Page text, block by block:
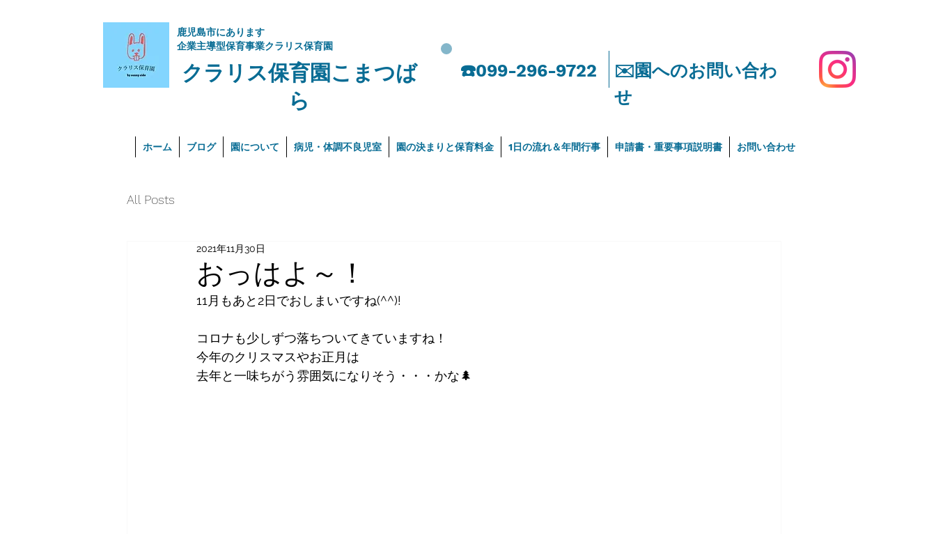
​鹿児島市にあります
企業主導型保育事業クラリス保育園
クラリス保育園こまつば
ら
​☎️099-296-9722
​✉️園へのお問い合わ
せ
ホーム ブログ 園について 病児・体調不良児室 園の決まりと保育料金 1日の流れ＆年間行事 申請書・重要事項説明書 お問い合わせ
All Posts
おっはよ～！
2021年11月30日
11月もあと2日でおしまいですね(^^)!
コロナも少しずつ落ちついてきていますね！
今年のクリスマスやお正月は
去年と一味ちがう雰囲気になりそう・・・かな🌲